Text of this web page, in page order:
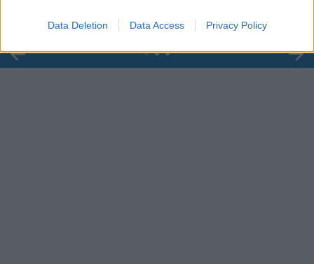
Data Deletion Data Access Privacy Policy